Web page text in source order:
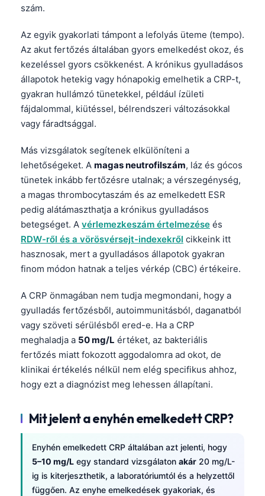
szám.
Az egyik gyakorlati támpont a lefolyás üteme (tempo).
Az akut fertőzés általában gyors emelkedést okoz, és
kezeléssel gyors csökkenést. A krónikus gyulladásos
állapotok hetekig vagy hónapokig emelhetik a CRP-t,
gyakran hullámzó tünetekkel, például ízületi
fájdalommal, kiütéssel, bélrendszeri változásokkal
vagy fáradtsággal.
Más vizsgálatok segítenek elkülöníteni a
lehetőségeket. A magas neutrofilszám, láz és gócos
tünetek inkább fertőzésre utalnak; a vérszegénység,
a magas thrombocytaszám és az emelkedett ESR
pedig alátámaszthatja a krónikus gyulladásos
betegséget. A vérlemezkeszám értelmezése és
RDW-ről és a vörösvérsejt-indexekről cikkeink itt
hasznosak, mert a gyulladásos állapotok gyakran
finom módon hatnak a teljes vérkép (CBC) értékeire.
A CRP önmagában nem tudja megmondani, hogy a
gyulladás fertőzésből, autoimmunitásból, daganatból
vagy szöveti sérülésből ered-e. Ha a CRP
meghaladja a 50 mg/L értéket, az bakteriális
fertőzés miatt fokozott aggodalomra ad okot, de
klinikai értékelés nélkül nem elég specifikus ahhoz,
hogy ezt a diagnózist meg lehessen állapítani.
Mit jelent a enyhén emelkedett CRP?
Enyhén emelkedett CRP általában azt jelenti, hogy
5–10 mg/L egy standard vizsgálaton akár 20 mg/L-
ig is kiterjeszthetik, a laboratóriumtól és a helyzettől
függően. Az enyhe emelkedések gyakoriak, és